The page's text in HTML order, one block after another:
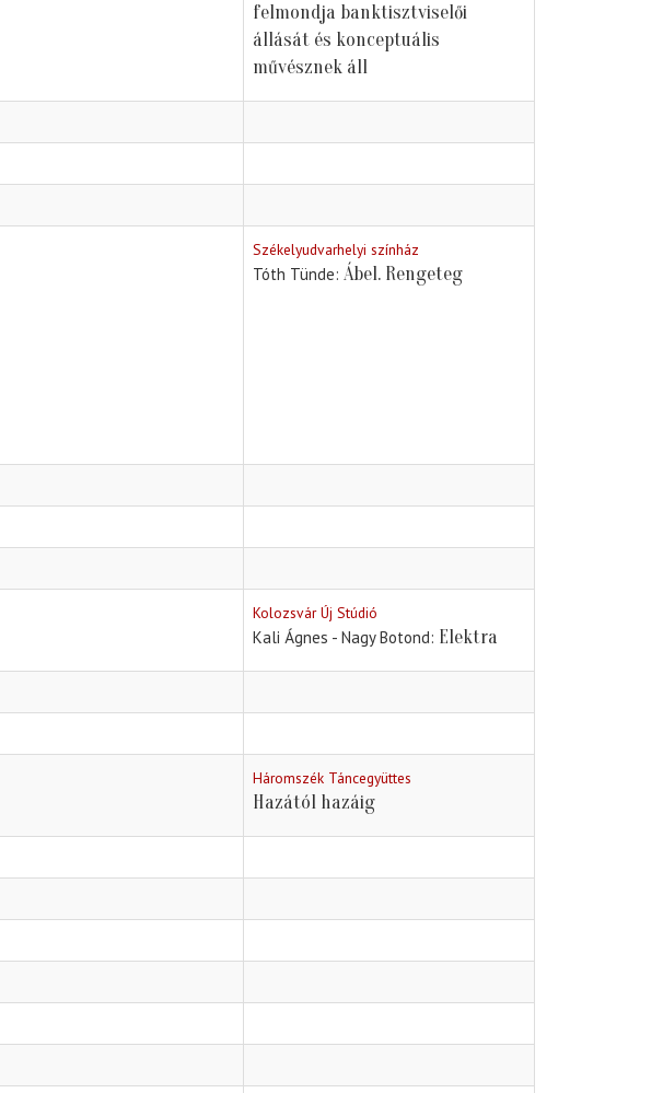
felmondja banktisztviselői
állását és konceptuális
művésznek áll
Székelyudvarhelyi színház
Tóth Tünde Ábel. Rengeteg
Kolozsvár Új Stúdió
Kali Ágnes - Nagy Botond Elektra
Háromszék Táncegyüttes
Hazától hazáig